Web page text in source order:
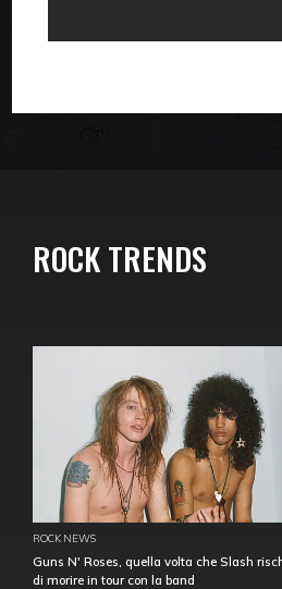
ROCK TRENDS
ROCK NEWS
Guns N' Roses, quella volta che Slash
di morire in tour con la band